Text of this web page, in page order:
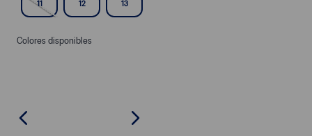
11 12 13
Colores disponibles